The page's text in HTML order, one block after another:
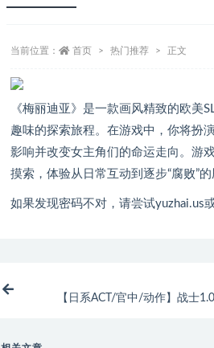
当前位置： 首页 热门推荐 正文
《梅丽迪亚》是一款画风精致的欧美
趣味的探索旅程。在游戏中，你将扮
影响并改变女主角们的命运走向。游
摸索，体验从日常互动到逐步“腐败”的
如果发现密码不对，请尝试yuzhai.us
【日系ACT/官中/动作】战士